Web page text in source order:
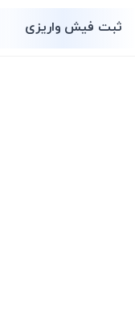
ثبت فیش واریزی